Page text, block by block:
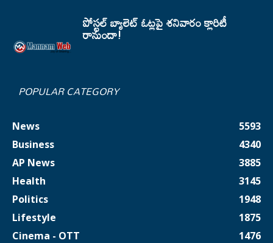
పోస్టల్ బ్యాలెట్ ఓట్లపై శనివారం క్లారిటీ
రానుందా!
POPULAR CATEGORY
News
5593
Business
4340
AP News
3885
Health
3145
Politics
1948
Lifestyle
1875
Cinema - OTT
1476